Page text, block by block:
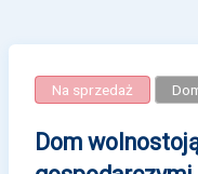
Na sprzedaż
Dom